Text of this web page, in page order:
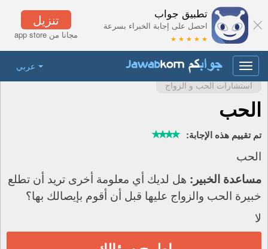
تنزيل
مجانا من app store
تطبيق جواب
احصل على إجابة الخبراء بسرعة
★ ★ ★ ★ ★
عربي
Toggle
navigation
استشارات الحب و الزواج
الحب
تم تقييم هذه الإجابة:
الحب
مساعدة الخبير: هل لديك أي معلومة أخرى تريد أن تطلع
خبيرة الحب والزواج عليها قبل أن أقوم بإيصالك بها؟
لا